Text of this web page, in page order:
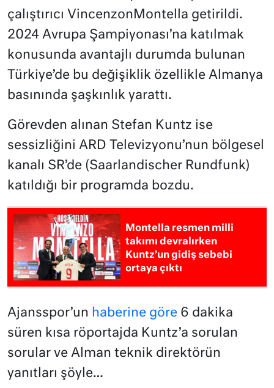
çalıştırıcı VincenzonMontella getirildi.
2024 Avrupa Şampiyonası’na katılmak
konusunda avantajlı durumda bulunan
Türkiye’de bu değişiklik özellikle Almanya
basınında şaşkınlık yarattı.
Görevden alınan Stefan Kuntz ise
sessizliğini ARD Televizyonu’nun bölgesel
kanalı SR’de (Saarlandischer Rundfunk)
katıldığı bir programda bozdu.
Montella resmen milli
takımı devralırken
Kuntz’un gidiş sebebi
ortaya çıktı
Ajansspor’un haberine göre 6 dakika
süren kısa röportajda Kuntz’a sorulan
sorular ve Alman teknik direktörün
yanıtları şöyle…